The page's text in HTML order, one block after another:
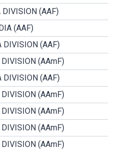
DIVISION (AAF)
(AAF)
DIVISION (AAF)
(AAmF)
DIVISION (AAF)
(AAmF)
(AAmF)
(AAmF)
(AAmF)